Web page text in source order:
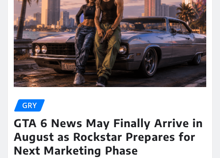
GRY
GTA 6 News May Finally Arrive in
August as Rockstar Prepares for
Next Marketing Phase